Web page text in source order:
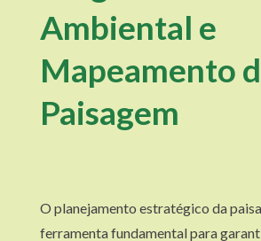
Ambiental e
Mapeamento
Paisagem
O planejamento estratégico da
ferramenta fundamental para